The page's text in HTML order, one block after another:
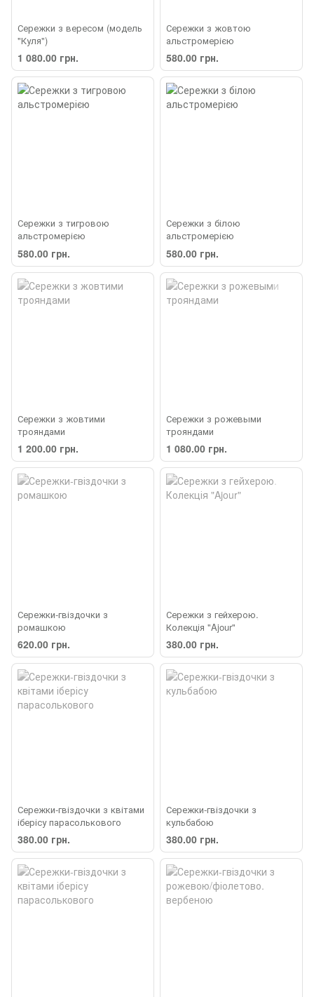
Сережки з вересом (модель
"Куля")
1 080.00 грн.
Сережки з жовтою
альстромерією
580.00 грн.
Сережки з тигровою
альстромерією
580.00 грн.
Сережки з білою
альстромерією
580.00 грн.
Сережки з жовтими
трояндами
1 200.00 грн.
Сережки з рожевыми
трояндами
1 080.00 грн.
Сережки-гвіздочки з
ромашкою
620.00 грн.
Сережки з гейхерою.
Колекція "Ajour"
380.00 грн.
Сережки-гвіздочки з квітами
іберісу парасолькового
380.00 грн.
Сережки-гвіздочки з
кульбабою
380.00 грн.